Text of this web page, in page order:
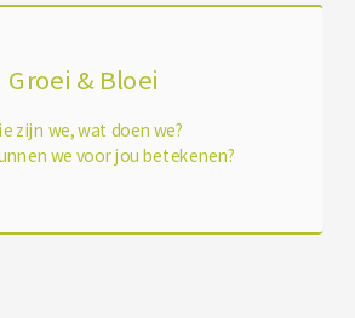
Groei & Bloei
zijn we, wat doen we?
we voor jou betekenen?